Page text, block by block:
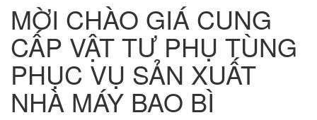
MỜI CHÀO GIÁ CUNG
CẤP VẬT TƯ PHỤ TÙNG
PHỤC VỤ SẢN XUẤT
NHÀ MÁY BAO BÌ